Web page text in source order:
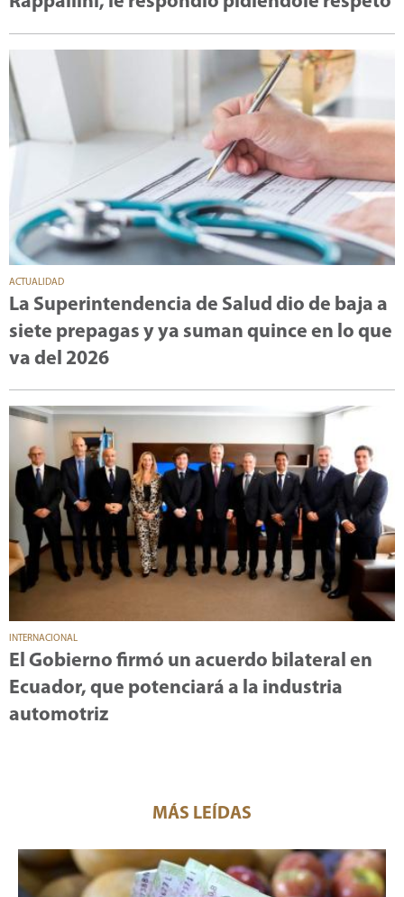
ACTUALIDAD
La Superintendencia de Salud dio de baja a
siete prepagas y ya suman quince en lo que
va del 2026
INTERNACIONAL
El Gobierno firmó un acuerdo bilateral en
Ecuador, que potenciará a la industria
automotriz
MÁS LEÍDAS